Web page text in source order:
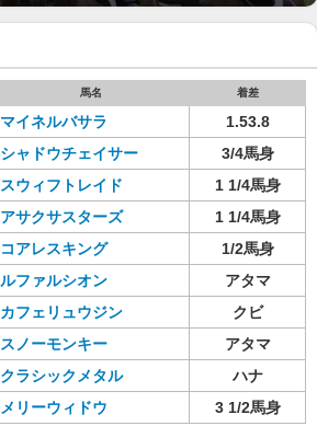
馬名 着差
マイネルバサラ
1.53.8
シャドウチェイサー
3/4馬身
スウィフトレイド
1 1/4馬身
アサクサスターズ
1 1/4馬身
コアレスキング
1/2馬身
ルファルシオン
アタマ
カフェリュウジン
クビ
スノーモンキー
アタマ
クラシックメタル
ハナ
メリーウィドウ 3 1/2馬身